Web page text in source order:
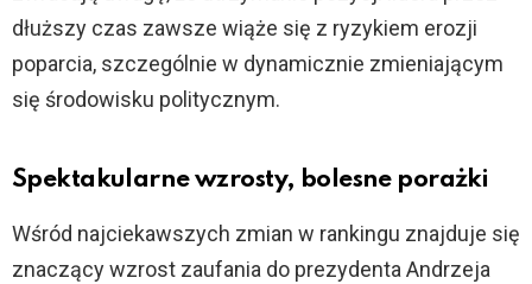
dłuższy czas zawsze wiąże się z ryzykiem erozji
poparcia, szczególnie w dynamicznie zmieniającym
się środowisku politycznym.
Spektakularne wzrosty, bolesne porażki
Wśród najciekawszych zmian w rankingu znajduje się
znaczący wzrost zaufania do prezydenta Andrzeja